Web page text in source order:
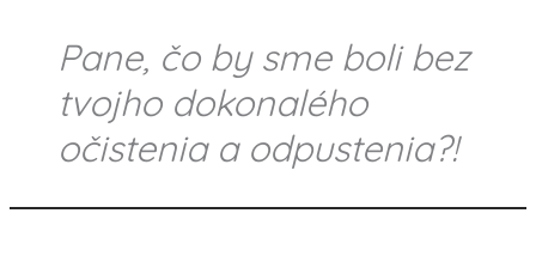
Pane, čo by sme boli bez
tvojho dokonalého
očistenia a odpustenia?!